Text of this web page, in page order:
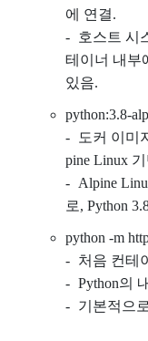
에 연결.
호스트 시
테이너 내부
있음.
python:3.8-
도커 이미
pine Linux
Alpine
로, Python
python -m
처음 컨테
Python의
기본적으로